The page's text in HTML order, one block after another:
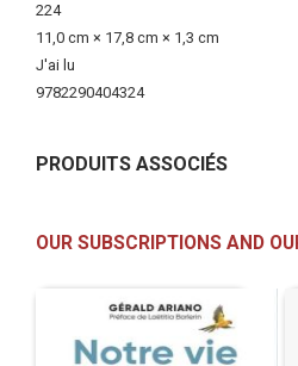
224
11,0 cm × 17,8 cm × 1,3 cm
J'ai lu
9782290404324
PRODUITS ASSOCIÉS
OUR SUBSCRIPTIONS AND